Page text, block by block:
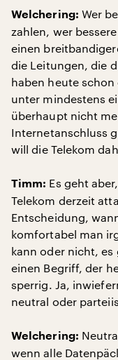
Welchering: Wer
zahlen, wer
einen
die Leitungen, die
haben heute
unter mindestens
überhaupt nicht
Internetanschluss
will die Telekom
Timm: Es geht
Telekom derzeit
Entscheidung,
komfortabel man
kann oder nicht, es
einen Begriff, der
sperrig. Ja,
neutral oder
Welchering:
wenn alle